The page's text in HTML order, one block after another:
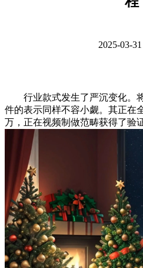
2025-03-
行业款式发生了严沉变化。
件的表示同样不容小觑。其正在
万，正在视频制做范畴获得了验